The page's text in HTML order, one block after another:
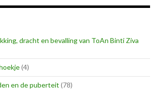
dracht en bevalling van ToAn Binti Ziva
(4)
en de puberteit (78)